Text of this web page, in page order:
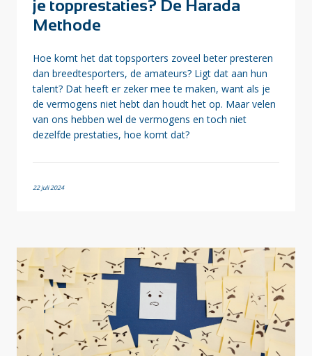
je topprestaties? De Harada
Methode
Hoe komt het dat topsporters zoveel beter presteren
dan breedtesporters, de amateurs? Ligt dat aan hun
talent? Dat heeft er zeker mee te maken, want als je
de vermogens niet hebt dan houdt het op. Maar velen
van ons hebben wel de vermogens en toch niet
dezelfde prestaties, hoe komt dat?
22 juli 2024